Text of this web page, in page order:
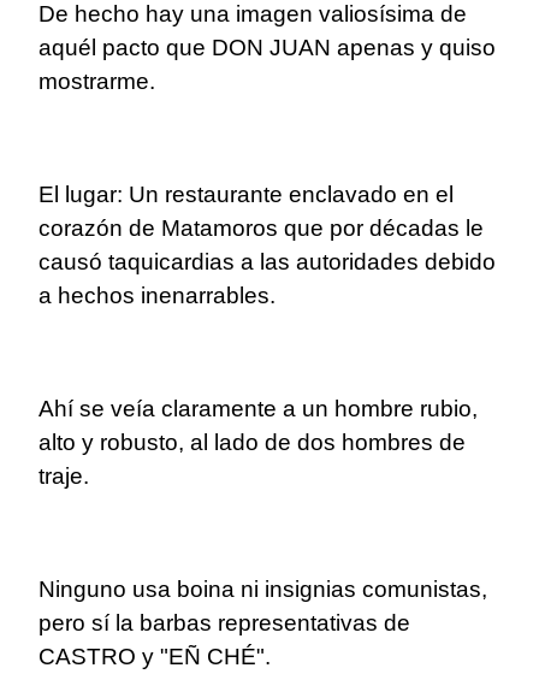
De hecho hay una imagen valiosísima de
aquél pacto que DON JUAN apenas y quiso
mostrarme.
El lugar: Un restaurante enclavado en el
corazón de Matamoros que por décadas le
causó taquicardias a las autoridades debido
a hechos inenarrables.
Ahí se veía claramente a un hombre rubio,
alto y robusto, al lado de dos hombres de
traje.
Ninguno usa boina ni insignias comunistas,
pero sí la barbas representativas de
CASTRO y "EÑ CHÉ".